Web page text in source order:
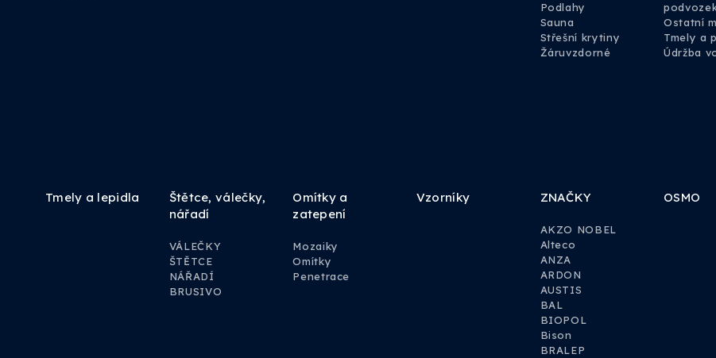
Podlahy
Sauna
Střešní krytiny
Žáruvzdorné
Ostatní
Tmely a
Údržba
Tmely a lepidla
Štětce, válečky,
nářadí
VÁLEČKY
ŠTĚTCE
NÁŘADÍ
BRUSIVO
Omítky a
zatepení
Mozaiky
Omítky
Penetrace
Vzorníky ZNAČKY
AKZO NOBEL
Alteco
ANZA
ARDON
AUSTIS
BAL
BIOPOL
Bison
BRALEP
OSMO